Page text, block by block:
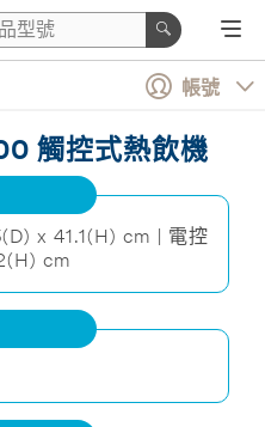
帳號
觸控式熱飲機
x 41.1(H) cm | 電控
cm